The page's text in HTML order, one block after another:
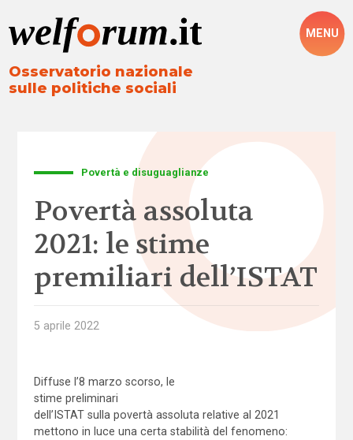
Osservatorio nazionale
sulle politiche sociali
MENU
Povertà e disuguaglianze
Povertà assoluta
2021: le stime
premiliari dell’ISTAT
5 aprile 2022
Diffuse l’8 marzo scorso, le
stime preliminari
dell’ISTAT sulla povertà assoluta relative al 2021
mettono in luce una certa stabilità del fenomeno: